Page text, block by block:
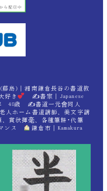
島)｜湘南鎌倉長谷の書道教
好き
✍書家｜Japanese
年 48歳 ✍書道一元會同人
人ホーム書道講師、美文字講
賞状揮毫、各種筆耕･代筆
ンス
鎌倉市｜Kamakura